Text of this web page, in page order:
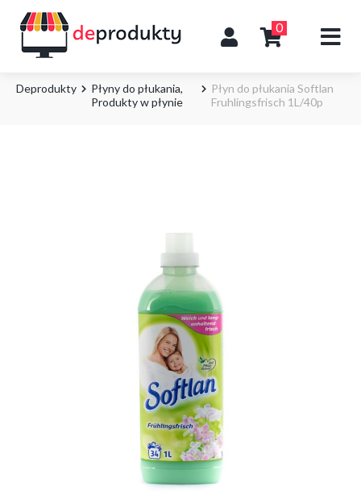
0
Deprodukty Płyny do płukania,
Produkty w płynie
Płyn do płukania Softlan
Fruhlingsfrisch 1L/40p